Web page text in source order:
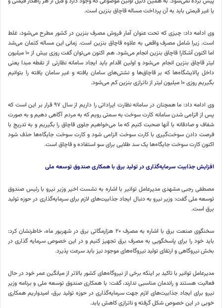
یا غیر قیمتی باید به آن پرداخت مساله قاچاق بنزین است.
وی ادامه داد: چیزی که تحت عنوان آمار فروش مصرف بنزین در کشور مطرح می‌شود، غلط
است. زیرا شامل مصرف واقعی به علاوه قاچاق بنزین است. زمانی این مساله کتمان می‌شد
اما اکنون آشکارا قاچاق بنزین انجام می‌شود. هم اکنون می‌توان گفت روزی بیش از ۱۰ میلیون
لیتر قاچاق بنزین انجام می‌شود و اولین اقدام باید ایجاد سامانه نظارتی از نقطه مبدا یعنی
داخل پالایشگاه‌ها که بر قاچاق‌ها و نشتی‌های سامان یافته و غیر سامان یافته را بتوانیم
بگیریم روزی ۱۰ میلیون لیتر از
ناترازی بنزین کم می‌شود.
وی ادامه داد: ما همچنان در سامانه نظارت ایراداتی را داریم از سال ۹۷ قرار بر این است که
پس از الزامی شدن سامانه کارت سوخت به سمتی رویم که به مردم آگاهی دهیم و به صورت
شفاف و صادقانه با آنها صحبت کنیم که ما می‌خواهیم جلوی قاچاق را بگیریم و به تدریج با
فرصت دادن سوخت‌گیری با کارت سوخت الزامی شود و کارت سوخت جایگاه‌ها حذف شود
اکنون کارت سوخت جایگاه‌ها یک سد طلایی برای سو استفاده و قاچاق است‌.
افزایش جذابیت سرمایه‌گذاری در تولید برق با همکاری صندوق توسعه ملی
مصطفی رجبی مشهدی مدیرعامل توانیر با اشاره به نشست اخیر وزیر نیرو با رئیس صندوق
توسعه ملی گفت: وزیر نیرو به دنبال ایجاد جذابیت‌های لازم برای سرمایه‌گذاری در حوزه تولید
برق است.
سخنگوی صنعت برق با اشاره به مصرف ۲۰ هزارمگاتیبرق در شهریور ماه، خاطرنشان کرد:
باید خود را برای پاسخگویی به مصرف برق تجهیز کنیم و در این خصوص سرمایه گذاری در
بخش نیروگاهی و ارتقای تولید نیروگاه‌های موجود نیز باید سرعت پذیرد.
مدیرعامل توانیر با تاکید بر اینکه برخی از نیروگاه‌های کشور بالاتر از میانگین عمر خود در حال
فعالیت هستند و راندمان مناسبی ندارند، گفت: با همکاری صندوق توسعه ملی و برنامه وزیر
نیرو برای ایجاد جذابیت‌های لازم جهت سرمایه‌گذاری در حوزه تولید برق، امیدواریم همکاری
خوبی در این خصوص شکل گرفته وناترازیکاهش یابد.